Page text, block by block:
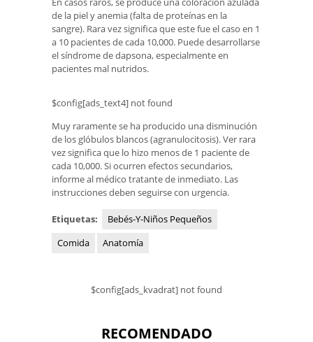
de la piel y anemia (falta de proteínas en la
sangre). Rara vez significa que este fue el caso en 1
a 10 pacientes de cada 10,000. Puede desarrollarse
el síndrome de dapsona, especialmente en
pacientes mal nutridos.
$config[ads_text4] not found
Muy raramente se ha producido una disminución
de los glóbulos blancos (agranulocitosis). Ver rara
vez significa que lo hizo menos de 1 paciente de
cada 10,000. Si ocurren efectos secundarios,
informe al médico tratante de inmediato. Las
instrucciones deben seguirse con urgencia.
Etiquetas:
Bebés-Y-Niños Pequeños
Comida
Anatomía
$config[ads_kvadrat] not found
RECOMENDADO